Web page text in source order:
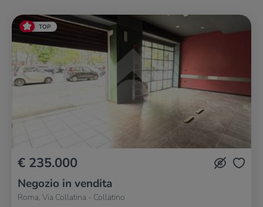
TOP
€ 235.000
Negozio in vendita
Roma, Via Collatina - Collatino